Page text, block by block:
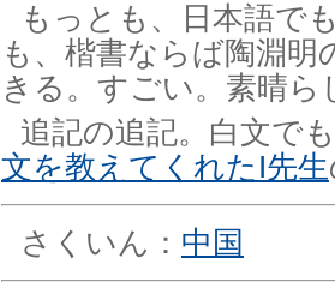
もっとも、日本語で
も、楷書ならば陶淵
きる。すごい。素晴ら
追記の追記。白文で
文を教えてくれたI先生
さくいん： 中国